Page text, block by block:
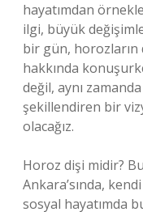
hayatımdan
ilgi, büyük
bir gün,
hakkında
değil, aynı
şekillendiren bir
olacağız.
Horoz dişi midir?
Ankara’sında,
sosyal hayatımda